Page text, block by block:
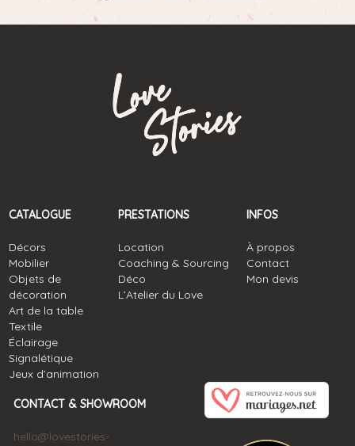
CATALOGUE
Décors
Mobilier
Objets de
décoration
Art de la table
Textile
Éclairage
Signalétique
Jeux d’animation
PRESTATIONS
Location
Coaching & Sourcing
Déco
L’Atelier du Love
INFOS
À propos
Contact
Mon devis
CONTACT & SHOWROOM
hello@lovestories-